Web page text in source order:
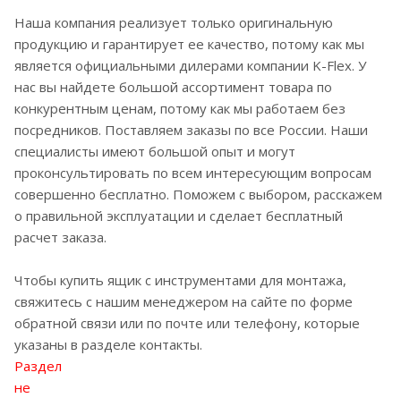
Наша компания реализует только оригинальную
продукцию и гарантирует ее качество, потому как мы
является официальными дилерами компании K-Flex. У
нас вы найдете большой ассортимент товара по
конкурентным ценам, потому как мы работаем без
посредников. Поставляем заказы по все России. Наши
специалисты имеют большой опыт и могут
проконсультировать по всем интересующим вопросам
совершенно бесплатно. Поможем с выбором, расскажем
о правильной эксплуатации и сделает бесплатный
расчет заказа.
Чтобы купить ящик с инструментами для монтажа,
свяжитесь с нашим менеджером на сайте по форме
обратной связи или по почте или телефону, которые
указаны в разделе контакты.
Раздел
не